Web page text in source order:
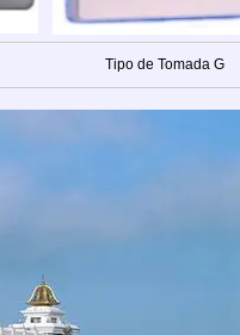
Tipo de Tomada G